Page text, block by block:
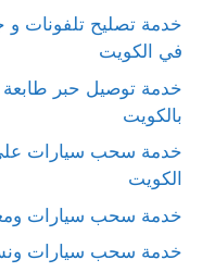
خدمة تصليح تلفونات و
في الكويت
خدمة توصيل حبر طابعة
بالكويت
خدمة سحب سيارات
الكويت
خدمة سحب سيارات
خدمة سحب سيارات